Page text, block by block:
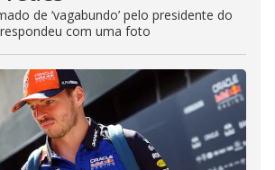
de ‘vagabundo’ pelo presidente do
com uma foto